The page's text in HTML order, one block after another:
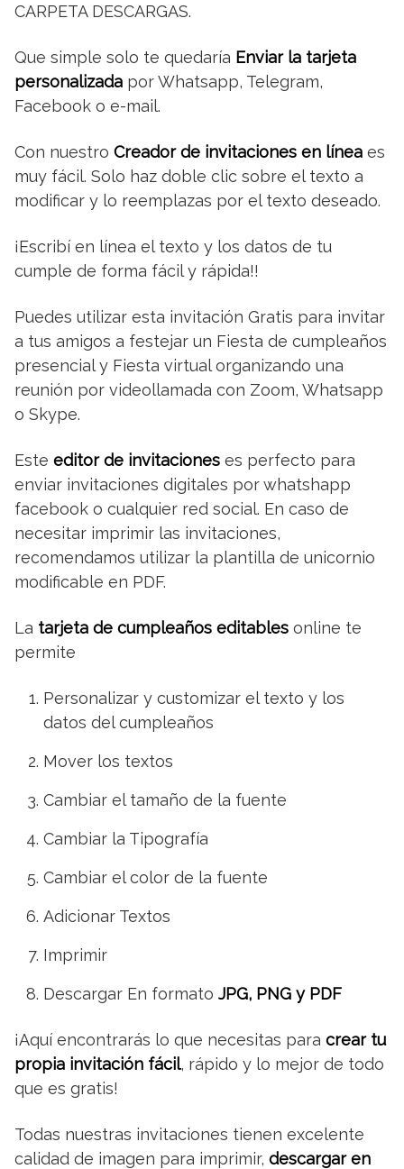
CARPETA DESCARGAS.
Que simple solo te quedaría Enviar la tarjeta
personalizada por Whatsapp, Telegram,
Facebook o e-mail.
Con nuestro Creador de invitaciones en línea es
muy fácil. Solo haz doble clic sobre el texto a
modificar y lo reemplazas por el texto deseado.
¡Escribí en línea el texto y los datos de tu
cumple de forma fácil y rápida!!
Puedes utilizar esta invitación Gratis para invitar
a tus amigos a festejar un Fiesta de cumpleaños
presencial y Fiesta virtual organizando una
reunión por videollamada con Zoom, Whatsapp
o Skype.
Este editor de invitaciones es perfecto para
enviar invitaciones digitales por whatshapp
facebook o cualquier red social. En caso de
necesitar imprimir las invitaciones,
recomendamos utilizar la plantilla de unicornio
modificable en PDF.
La tarjeta de cumpleaños editables online te
permite
Personalizar y customizar el texto y los
datos del cumpleaños
Mover los textos
Cambiar el tamaño de la fuente
Cambiar la Tipografía
Cambiar el color de la fuente
Adicionar Textos
Imprimir
Descargar En formato JPG, PNG y PDF
¡Aquí encontrarás lo que necesitas para crear tu
propia invitación fácil, rápido y lo mejor de todo
que es gratis!
Todas nuestras invitaciones tienen excelente
calidad de imagen para imprimir, descargar en